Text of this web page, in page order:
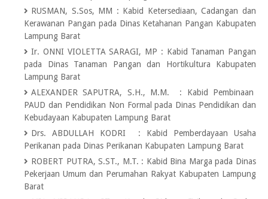
RUSMAN, S.Sos, MM : Kabid Ketersediaan, Cadangan dan
Kerawanan Pangan pada Dinas Ketahanan Pangan Kabupaten
Lampung Barat
Ir. ONNI VIOLETTA SARAGI, MP : Kabid Tanaman Pangan
pada Dinas Tanaman Pangan dan Hortikultura Kabupaten
Lampung Barat
ALEXANDER SAPUTRA, S.H., M.M.
:
Kabid Pembinaan
PAUD dan Pendidikan Non Formal pada Dinas Pendidikan dan
Kebudayaan Kabupaten Lampung Barat
Drs. ABDULLAH KODRI
:
Kabid Pemberdayaan Usaha
Perikanan pada Dinas Perikanan Kabupaten Lampung Barat
ROBERT PUTRA, S.ST., M.T. : Kabid Bina Marga pada Dinas
Pekerjaan Umum dan Perumahan Rakyat Kabupaten Lampung
Barat